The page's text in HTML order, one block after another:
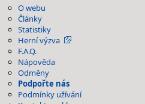
O webu
Články
Statistiky
Herní výzva
F.A.Q.
Nápověda
Odměny
Podpořte nás
Podmínky užívání